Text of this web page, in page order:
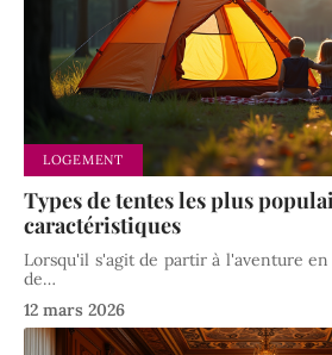
LOGEMENT
Types de tentes les plus
caractéristiques
Lorsqu'il s'agit de partir à l'aventure
de…
12 mars 2026